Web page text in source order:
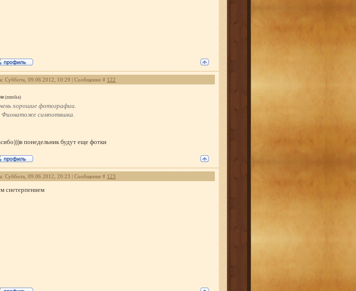
Суббота, 09.06.2012, 10:29 | Сообщение # 122
(zmeika)
хорошие фотографии.
Фионатоже симпотяшка.
понедельник будут еще фотки
Суббота, 09.06.2012, 20:23 | Сообщение # 123
снетерпением